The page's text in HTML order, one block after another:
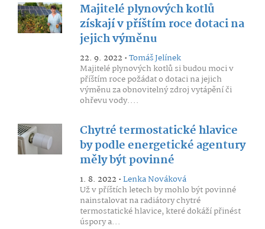
Majitelé plynových kotlů
získají v příštím roce dotaci na
jejich výměnu
22. 9. 2022 •Tomáš Jelínek
Majitelé plynových kotlů si budou moci v
příštím roce požádat o dotaci na jejich
výměnu za obnovitelný zdroj vytápění či
ohřevu vody....
Chytré termostatické hlavice
by podle energetické agentury
měly být povinné
1. 8. 2022 •Lenka Nováková
Už v příštích letech by mohlo být povinné
nainstalovat na radiátory chytré
termostatické hlavice, které dokáží přinést
úspory a...